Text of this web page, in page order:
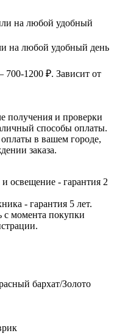
на любой удобный
на любой удобный день
1200 ₽. Зависит от
получения и проверки
способы оплаты.
в вашем городе,
заказа.
освещение - гарантия 2
- гарантия 5 лет.
с момента покупки
бархат/Золото